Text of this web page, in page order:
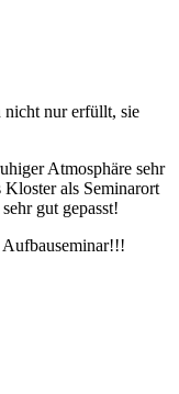
nicht nur erfüllt, sie
Atmosphäre sehr
Kloster als Seminarort
gut gepasst!